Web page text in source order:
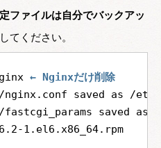
ファイルは自分でバックアッ
してください。
← Nginxだけ削除
saved as /
saved as